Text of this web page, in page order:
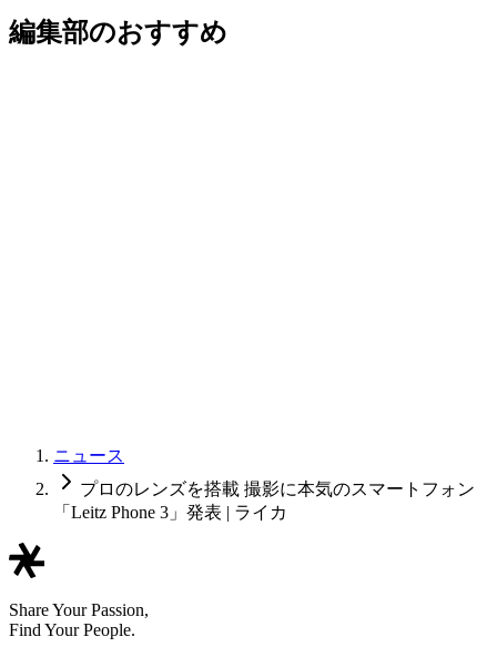
編集部のおすすめ
ニュース
プロのレンズを搭載 撮影に本気のスマートフォン
「Leitz Phone 3」発表 | ライカ
Share Your Passion,
Find Your People.